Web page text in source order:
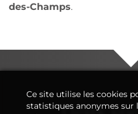
des-Champs.
Ce site utilise les cookies
statistiques anonymes sur